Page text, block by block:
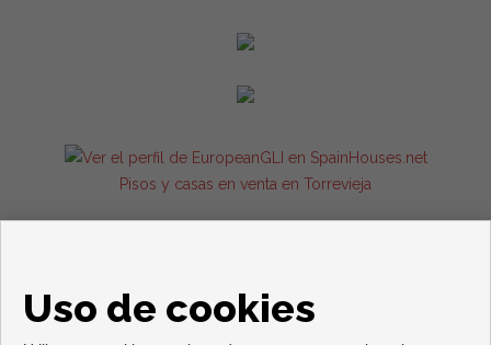
Pisos y casas en venta en Torrevieja
Uso de cookies